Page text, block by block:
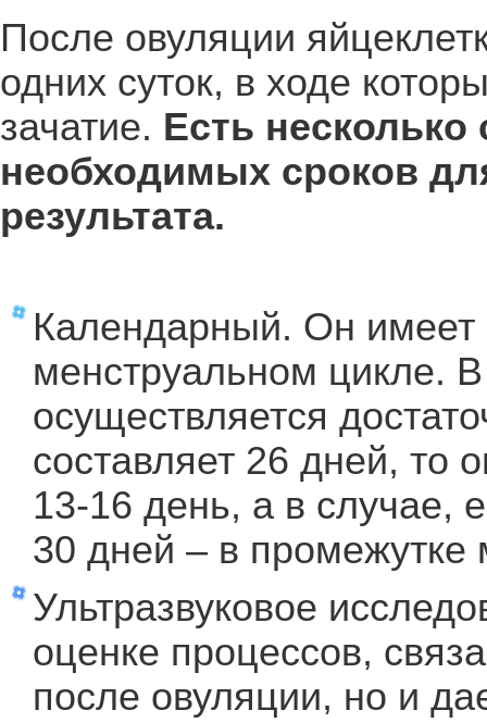
После овуляции
одних суток, в ходе
зачатие. Есть
необходимых сроков
результата.
Календарный. Он имеет
менструальном цикле.
осуществляется
составляет 26 дней, то
13-16 день, а в случае,
30 дней – в
Ультразвуковое
оценке процессов,
после овуляции, но и